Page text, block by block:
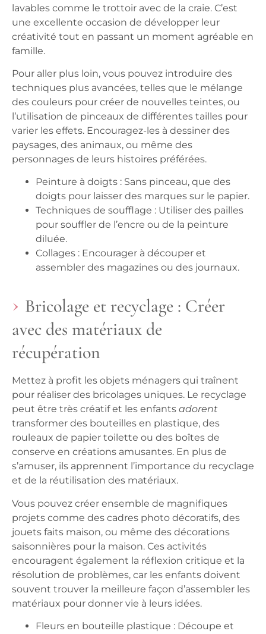
lavables comme le trottoir avec de la craie. C’est
une excellente occasion de développer leur
créativité tout en passant un moment agréable en
famille.
Pour aller plus loin, vous pouvez introduire des
techniques plus avancées, telles que le mélange
des couleurs pour créer de nouvelles teintes, ou
l’utilisation de pinceaux de différentes tailles pour
varier les effets. Encouragez-les à dessiner des
paysages, des animaux, ou même des
personnages de leurs histoires préférées.
Peinture à doigts : Sans pinceau, que des
doigts pour laisser des marques sur le papier.
Techniques de soufflage : Utiliser des pailles
pour souffler de l’encre ou de la peinture
diluée.
Collages : Encourager à découper et
assembler des magazines ou des journaux.
Bricolage et recyclage : Créer
avec des matériaux de
récupération
Mettez à profit les objets ménagers qui traînent
pour réaliser des bricolages uniques. Le recyclage
peut être très créatif et les enfants adorent
transformer des bouteilles en plastique, des
rouleaux de papier toilette ou des boîtes de
conserve en créations amusantes. En plus de
s’amuser, ils apprennent l’importance du recyclage
et de la réutilisation des matériaux.
Vous pouvez créer ensemble de magnifiques
projets comme des cadres photo décoratifs, des
jouets faits maison, ou même des décorations
saisonnières pour la maison. Ces activités
encouragent également la réflexion critique et la
résolution de problèmes, car les enfants doivent
souvent trouver la meilleure façon d’assembler les
matériaux pour donner vie à leurs idées.
Fleurs en bouteille plastique : Découpe et